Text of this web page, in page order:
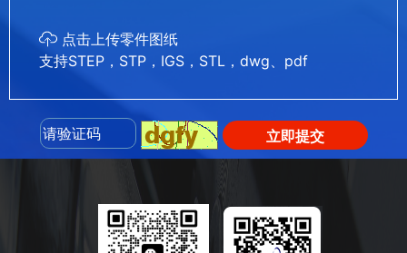
点击上传零件图纸
支持STEP，STP，IGS，STL，dwg、pdf
立即提交